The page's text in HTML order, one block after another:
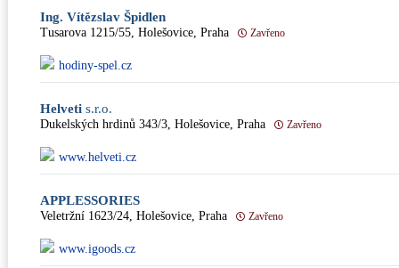
Ing. Vítězslav Špidlen
Tusarova 1215/55, Holešovice, Praha Zavřeno
hodiny-spel.cz
Helveti s.r.o.
Dukelských hrdinů 343/3, Holešovice, Praha Zavřeno
www.helveti.cz
APPLESSORIES
Veletržní 1623/24, Holešovice, Praha Zavřeno
www.igoods.cz